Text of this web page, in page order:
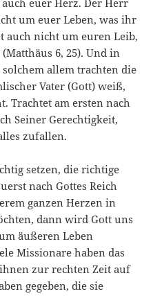
euer Herz. Der Herr
um euer Leben, was ihr
auch nicht um euren Leib,
6, 25). Und in
solchem allem trachten die
Vater (Gott) weiß,
Trachtet am ersten nach
Seiner Gerechtigkeit,
zufallen.
setzen, die richtige
nach Gottes Reich
ganzen Herzen in
dann wird Gott uns
äußeren Leben
Missionare haben das
zur rechten Zeit auf
gegeben, die sie